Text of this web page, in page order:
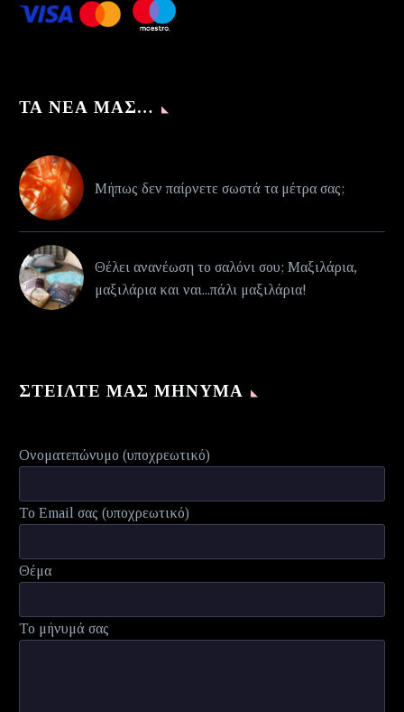
ΤΑ ΝΈΑ ΜΑΣ…
Μήπως δεν παίρνετε σωστά τα μέτρα σας;
Θέλει ανανέωση το σαλόνι σου; Μαξιλάρια,
μαξιλάρια και ναι...πάλι μαξιλάρια!
ΣΤΕΊΛΤΕ ΜΑΣ ΜΉΝΥΜΑ
Ονοματεπώνυμο (υποχρεωτικό)
Το Email σας (υποχρεωτικό)
Θέμα
Το μήνυμά σας